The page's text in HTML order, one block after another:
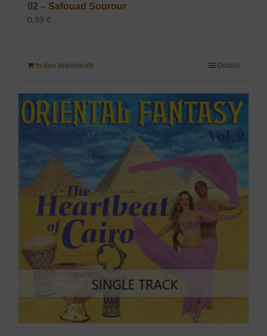
02 – Safouad Sourour
0,99 €
In den Warenkorb Details